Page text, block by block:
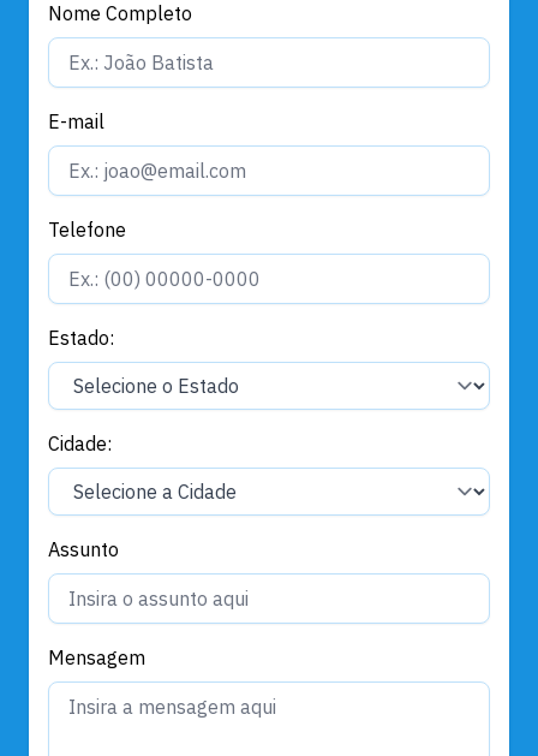
Nome Completo
E-mail
Telefone
Estado:
Cidade:
Assunto
Mensagem